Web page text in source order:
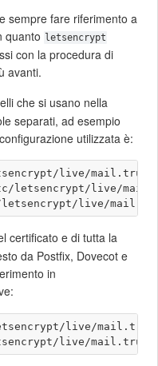
sempre fare riferimento a
quanto letsencrypt
con la procedura di
avanti.
che si usano nella
separati, ad esempio
utilizzata è:
live/
letsencrypt/live/
certificato e di tutta la
da Postfix, Dovecot e
in
live/